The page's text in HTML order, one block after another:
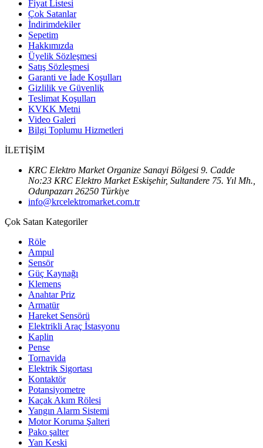
Fiyat Listesi
Çok Satanlar
İndirimdekiler
Sepetim
Hakkımızda
Üyelik Sözleşmesi
Satış Sözleşmesi
Garanti ve İade Koşulları
Gizlilik ve Güvenlik
Teslimat Koşulları
KVKK Metni
Video Galeri
Bilgi Toplumu Hizmetleri
İLETİŞİM
KRC Elektro Market Organize Sanayi Bölgesi 9. Cadde
No:23 KRC Elektro Market Eskişehir, Sultandere 75. Yıl Mh.,
Odunpazarı 26250 Türkiye
info@krcelektromarket.com.tr
Çok Satan Kategoriler
Röle
Ampul
Sensör
Güç Kaynağı
Klemens
Anahtar Priz
Armatür
Hareket Sensörü
Elektrikli Araç İstasyonu
Kaplin
Pense
Tornavida
Elektrik Sigortası
Kontaktör
Potansiyometre
Kaçak Akım Rölesi
Yangın Alarm Sistemi
Motor Koruma Şalteri
Pako şalter
Yan Keski